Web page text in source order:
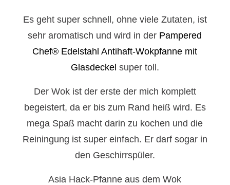
Es geht super schnell, ohne viele Zutaten, ist
sehr aromatisch und wird in der Pampered
Chef® Edelstahl Antihaft-Wokpfanne mit
Glasdeckel super toll.
Der Wok ist der erste der mich komplett
begeistert, da er bis zum Rand heiß wird. Es
mega Spaß macht darin zu kochen und die
Reiningung ist super einfach. Er darf sogar in
den Geschirrspüler.
Asia Hack-Pfanne aus dem Wok